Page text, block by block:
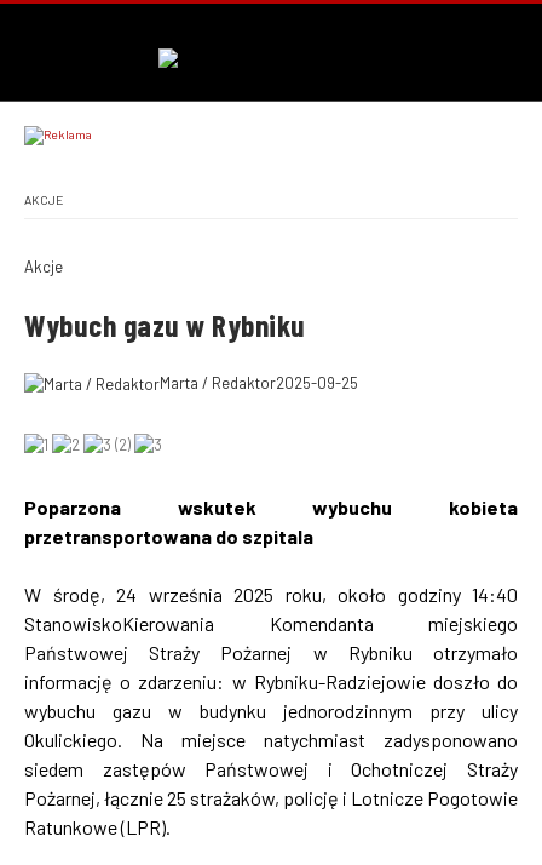
AKCJE
Akcje
Wybuch gazu w Rybniku
Marta / Redaktor2025-09-25
Poparzona wskutek wybuchu kobieta
przetransportowana do szpitala
W środę, 24 września 2025 roku, około godziny 14:40
StanowiskoKierowania Komendanta miejskiego
Państwowej Straży Pożarnej w Rybniku otrzymało
informację o zdarzeniu: w Rybniku-Radziejowie doszło do
wybuchu gazu w budynku jednorodzinnym przy ulicy
Okulickiego. Na miejsce natychmiast zadysponowano
siedem zastępów Państwowej i Ochotniczej Straży
Pożarnej, łącznie 25 strażaków, policję i Lotnicze Pogotowie
Ratunkowe (LPR).